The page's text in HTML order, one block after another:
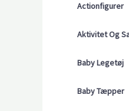
Actionfigurer
Aktivitet Og
Baby Legetøj
Baby Tæpper